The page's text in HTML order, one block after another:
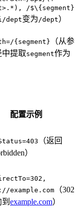
/$\{segment}
dept变为/dept）
{segment}
（从参
提取segment作为
配置示例
（返回
）
example.com （302
example.com）